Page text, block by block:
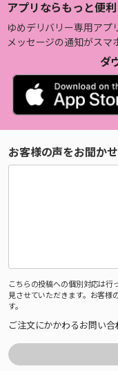
アプリならもっと便
ゆめデリバリー専用アプ
メッセージの通知がスマ
ダ
お客様の声をお聞か
こちらの投稿への個別対応は行
見させていただきます。お客様
す。
ご注文にかかわるお問い合